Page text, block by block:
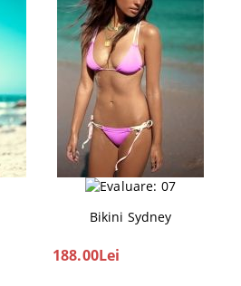
Bikini Sydney
188.00Lei